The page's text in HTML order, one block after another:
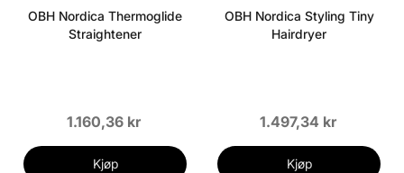
OBH Nordica Thermoglide
Straightener
1.160,36 kr
Kjøp
OBH Nordica Styling Tiny
Hairdryer
1.497,34 kr
Kjøp